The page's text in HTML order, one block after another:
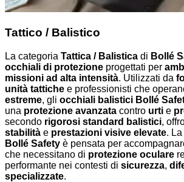
Tattico / Balistico
La categoria Tattica / Balistica di Bollé
occhiali di protezione progettati per
missioni ad alta intensità. Utilizzati da
unità tattiche e professionisti che
estreme, gli occhiali balistici Bollé
una protezione avanzata contro urti e
secondo rigorosi standard balistici,
stabilità e prestazioni visive elevate.
Bollé Safety è pensata per
che necessitano di protezione oculare
performante nei contesti di sicurezza,
specializzate.